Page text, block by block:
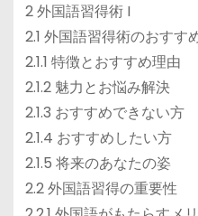
2 外国語習得術 I
2.1 外国語習得術のおすす
2.1.1 特徴とおすすめ理由
2.1.2 魅力とお悩み解決
2.1.3 おすすめできない方
2.1.4 おすすめしたい方
2.1.5 将来のあなたの姿
2.2 外国語習得の重要性